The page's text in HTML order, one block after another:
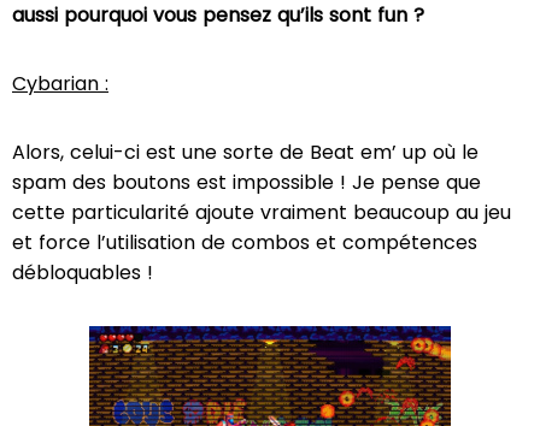
aussi pourquoi vous pensez qu’ils sont fun ?
Cybarian :
Alors, celui-ci est une sorte de Beat em’ up où le
spam des boutons est impossible ! Je pense que
cette particularité ajoute vraiment beaucoup au jeu
et force l’utilisation de combos et compétences
débloquables !